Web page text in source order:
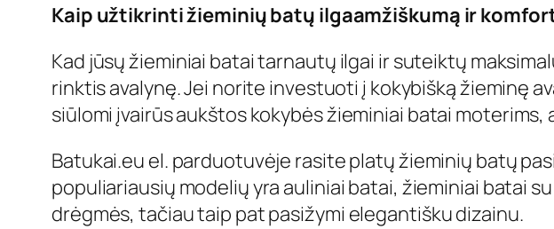
Kaip užtikrinti žieminių batų ilgaamžiškumą ir
Kad jūsų žieminiai batai tarnautų ilgai ir suteiktų
rinktis avalynę. Jei norite investuoti į kokybišką žieminę
siūlomi įvairūs aukštos kokybės žieminiai batai
Batukai.eu el. parduotuvėje rasite platų žieminių batų
populiariausių modelių yra auliniai batai, žieminiai batai
drėgmės, tačiau taip pat pasižymi elegantišku dizainu.